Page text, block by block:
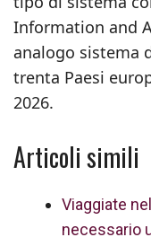
Information and
analogo sistema
trenta Paesi
2026.
Articoli simili
Viaggiate
necessario